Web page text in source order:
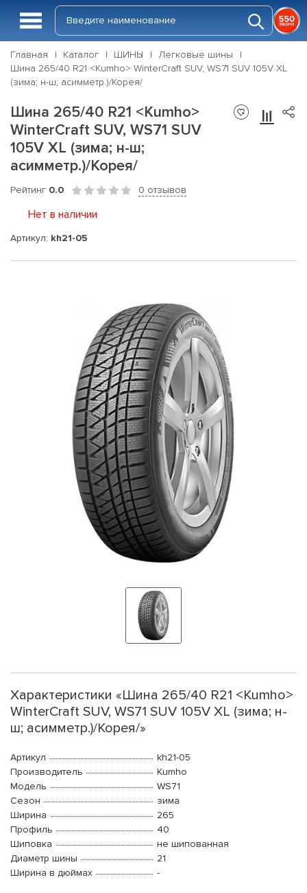
Главная Каталог ШИНЫ
Легковые шины
Шина 265/40 R21 <Kumho> WinterCraft SUV, WS71 SUV 105V XL
(зима; н-ш; асимметр.)/Корея/
Шина 265/40 R21 <Kumho>
WinterCraft SUV, WS71 SUV
105V XL (зима; н-ш;
асимметр.)/Корея/
Рейтинг 0.0 0 отзывов
Нет в наличии
Артикул: kh21-05
Характеристики «Шина 265/40 R21 <Kumho>
WinterCraft SUV, WS71 SUV 105V XL (зима; н-
ш; асимметр.)/Корея/»
Артикул
kh21-05
Производитель
Kumho
Модель
WS71
Сезон
зима
Ширина
265
Профиль
40
Шиповка
не шипованная
Диаметр шины
21
Ширина в дюймах
-